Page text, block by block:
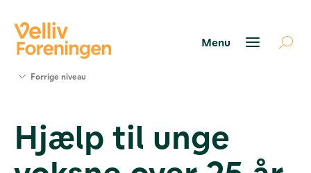
Værktøjer
og viden
Om Velliv
Forrige niveau
Hjælp til unge